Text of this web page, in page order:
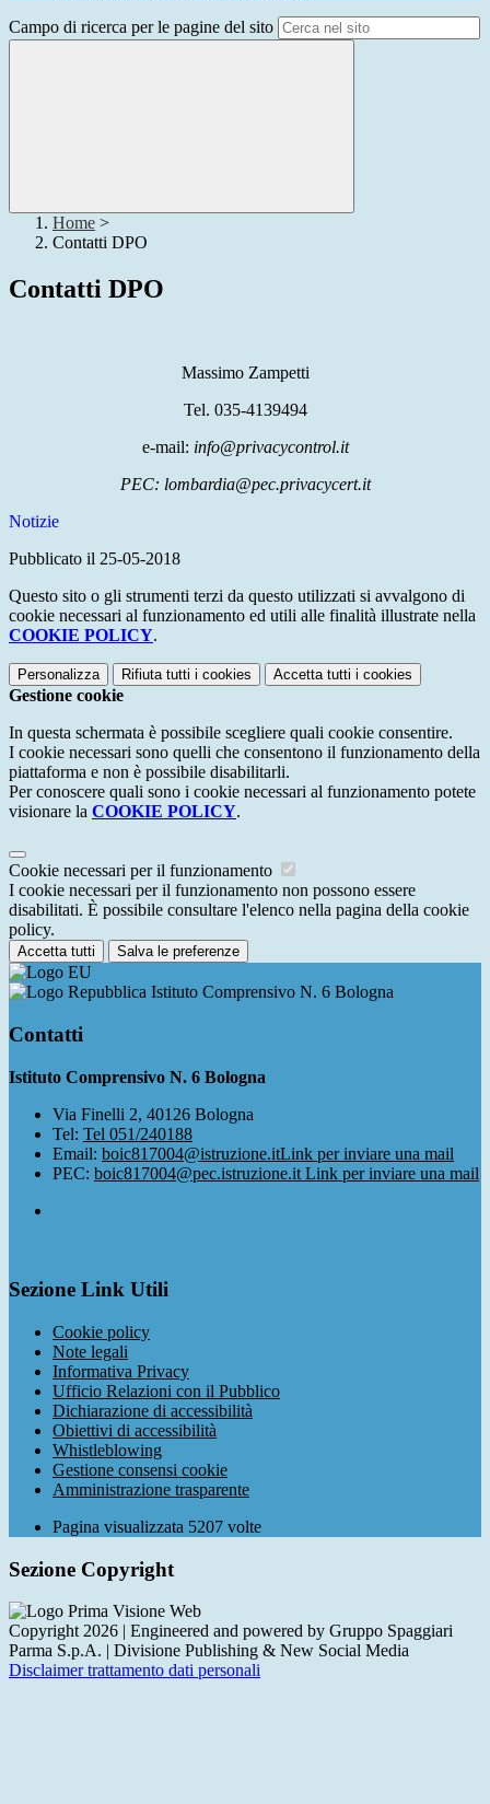
Campo di ricerca per le pagine del sito
Home >
Contatti DPO
Contatti DPO
Massimo Zampetti
Tel. 035-4139494
e-mail: info@privacycontrol.it
PEC: lombardia@pec.privacycert.it
Notizie
Pubblicato il 25-05-2018
Questo sito o gli strumenti terzi da questo utilizzati si avvalgono di
cookie necessari al funzionamento ed utili alle finalità illustrate nella
COOKIE POLICY.
Personalizza Rifiuta tutti i cookies Accetta tutti i cookies
Gestione cookie
In questa schermata è possibile scegliere quali cookie consentire.
I cookie necessari sono quelli che consentono il funzionamento della
piattaforma e non è possibile disabilitarli.
Per conoscere quali sono i cookie necessari al funzionamento potete
visionare la COOKIE POLICY.
Cookie necessari per il funzionamento
I cookie necessari per il funzionamento non possono essere
disabilitati. È possibile consultare l'elenco nella pagina della cookie
policy.
Accetta tutti Salva le preferenze
Istituto Comprensivo N. 6 Bologna
Contatti
Istituto Comprensivo N. 6 Bologna
Via Finelli 2, 40126 Bologna
Tel: Tel 051/240188
Email: boic817004@istruzione.itLink per inviare una mail
PEC: boic817004@pec.istruzione.it Link per inviare una mail
Sezione Link Utili
Cookie policy
Note legali
Informativa Privacy
Ufficio Relazioni con il Pubblico
Dichiarazione di accessibilità
Obiettivi di accessibilità
Whistleblowing
Gestione consensi cookie
Amministrazione trasparente
Pagina visualizzata 5207 volte
Sezione Copyright
Copyright 2026 | Engineered and powered by Gruppo Spaggiari
Parma S.p.A. | Divisione Publishing & New Social Media
Disclaimer trattamento dati personali